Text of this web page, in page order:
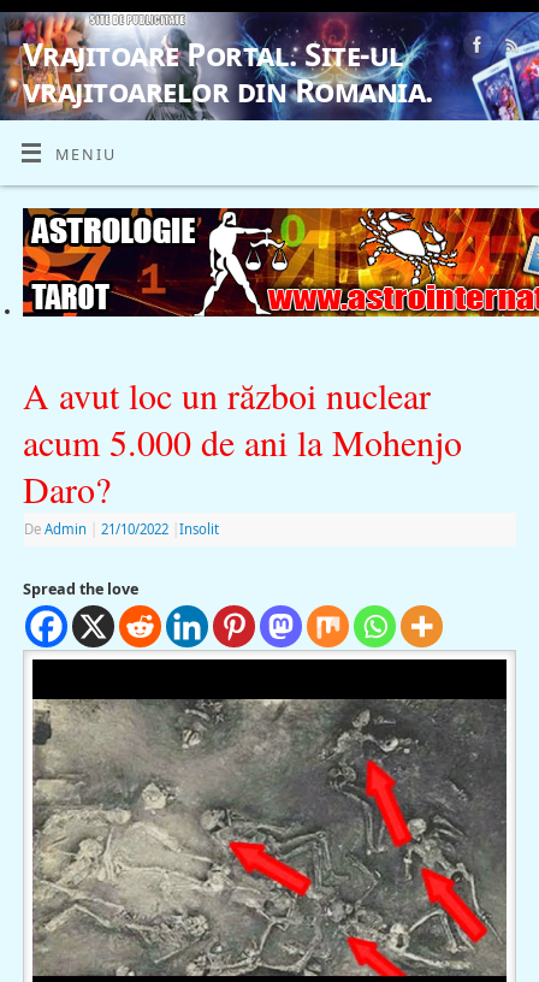
Vrajitoare Portal. Site-ul
vrajitoarelor din Romania.
VRAJITOARE, VRAJITOARELE, VRAJITOARE
MENIU
A avut loc un război nuclear
acum 5.000 de ani la Mohenjo
Daro?
De Admin 21/10/2022 Insolit
Spread the love